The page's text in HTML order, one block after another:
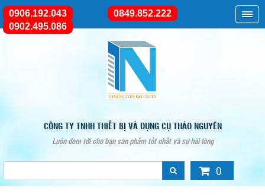
CÔNG TY TNHH THIẾT BỊ VÀ DỤNG CỤ THẢO NGUYÊN
Luôn đem tới cho bạn sản phẩm tốt nhất và sự hài lòng
0906.192.043
0849.852.222
0902.495.086
0